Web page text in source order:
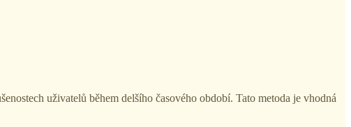
uživatelů během delšího časového období. Tato metoda je vhodná